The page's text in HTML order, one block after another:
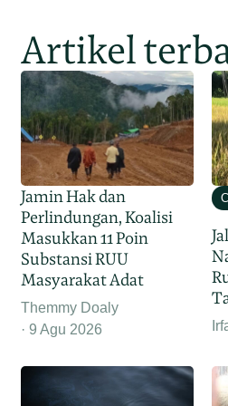
Artikel
Jamin Hak dan
Perlindungan, Koalisi
Masukkan 11 Poin
Substansi RUU
Masyarakat Adat
Themmy Doaly
9 Agu 2026